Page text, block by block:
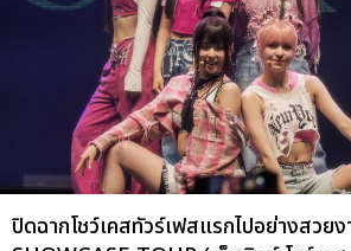
ปิดฉากโชว์เคสทัวร์เฟสแรกไปอย่างสว